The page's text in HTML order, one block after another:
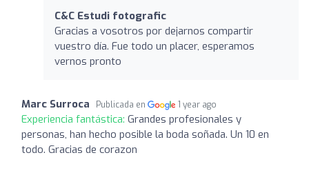
C&C Estudi fotografic
Gracias a vosotros por dejarnos compartir
vuestro día. Fue todo un placer, esperamos
vernos pronto
Marc Surroca Publicada en 1 year ago
Experiencia fantástica: Grandes profesionales y
personas, han hecho posible la boda soñada. Un 10 en
todo. Gracias de corazon